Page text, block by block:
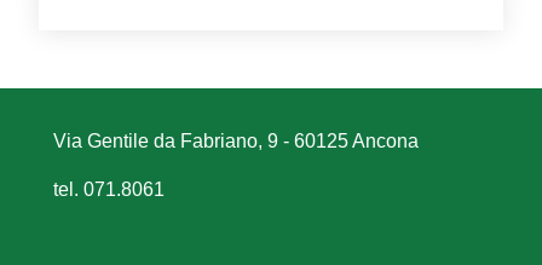
Via Gentile da Fabriano, 9 - 60125 Ancona
tel. 071.8061